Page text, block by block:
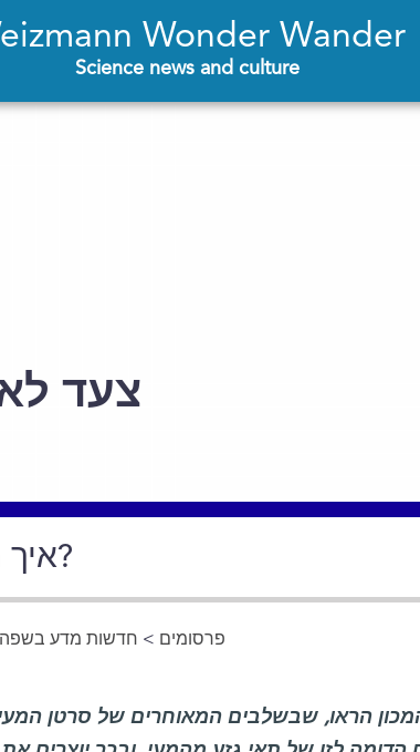
Wonder Wander
Science news and culture
צעד
איך מתפשט סרטן המעי הגס?
פרסומים > חדשות מדע בשפה
הראו, שבשלבים המאוחרים של סרטן